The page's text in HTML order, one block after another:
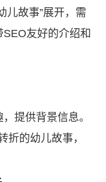
儿故事”展开，需
友好的介绍和
提供背景信息。
折的幼儿故事，